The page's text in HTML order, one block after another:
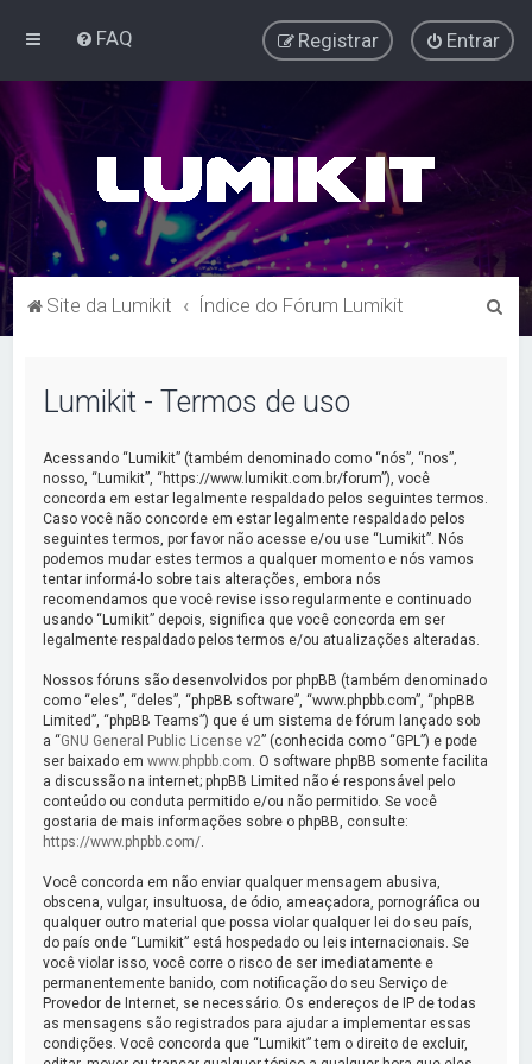
FAQ Entrar
Registrar
Site da Lumikit Índice do Fórum Lumikit
Lumikit - Termos de uso
Acessando “Lumikit” (também denominado como “nós”, “nos”,
nosso, “Lumikit”, “https://www.lumikit.com.br/forum”), você
concorda em estar legalmente respaldado pelos seguintes termos.
Caso você não concorde em estar legalmente respaldado pelos
seguintes termos, por favor não acesse e/ou use “Lumikit”. Nós
podemos mudar estes termos a qualquer momento e nós vamos
tentar informá-lo sobre tais alterações, embora nós
recomendamos que você revise isso regularmente e continuado
usando “Lumikit” depois, significa que você concorda em ser
legalmente respaldado pelos termos e/ou atualizações alteradas.
Nossos fóruns são desenvolvidos por phpBB (também denominado
como “eles”, “deles”, “phpBB software”, “www.phpbb.com”, “phpBB
Limited”, “phpBB Teams”) que é um sistema de fórum lançado sob
a “GNU General Public License v2” (conhecida como “GPL”) e pode
ser baixado emwww.phpbb.com . O software phpBB somente facilita
a discussão na internet; phpBB Limited não é responsável pelo
conteúdo ou conduta permitido e/ou não permitido. Se você
gostaria de mais informações sobre o phpBB, consulte:
https://www.phpbb.com/
Você concorda em não enviar qualquer mensagem abusiva,
obscena, vulgar, insultuosa, de ódio, ameaçadora, pornográfica ou
qualquer outro material que possa violar qualquer lei do seu país,
do país onde “Lumikit” está hospedado ou leis internacionais. Se
você violar isso, você corre o risco de ser imediatamente e
permanentemente banido, com notificação do seu Serviço de
Provedor de Internet, se necessário. Os endereços de IP de todas
as mensagens são registrados para ajudar a implementar essas
condições. Você concorda que “Lumikit” tem o direito de excluir,